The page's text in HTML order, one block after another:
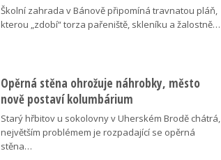
Školní zahrada v Bánově připomíná travnatou pláň,
kterou „zdobí“ torza pařeniště, skleníku a žalostně…
Opěrná stěna ohrožuje náhrobky, město
nově postaví kolumbárium
Starý hřbitov u sokolovny v Uherském Brodě chátrá,
největším problémem je rozpadající se opěrná
stěna…